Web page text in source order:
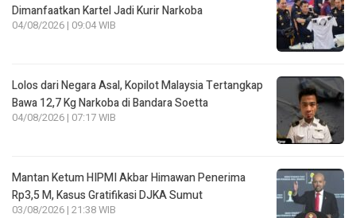
Dimanfaatkan Kartel Jadi Kurir Narkoba
04/08/2026 | 09:04 WIB
Lolos dari Negara Asal, Kopilot Malaysia Tertangkap
Bawa 12,7 Kg Narkoba di Bandara Soetta
04/08/2026 | 07:17 WIB
Mantan Ketum HIPMI Akbar Himawan Penerima
Rp3,5 M, Kasus Gratifikasi DJKA Sumut
03/08/2026 | 21:38 WIB